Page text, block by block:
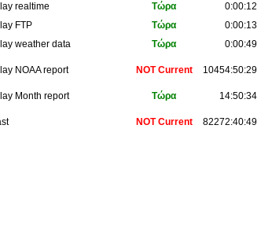
realtime
Τώρα 0:00:12
FTP
Τώρα 0:00:13
weather data
Τώρα 0:00:49
NOAA report NOT Current 10454:50:29
Month report
Τώρα 14:50:34
NOT Current 82272:40:49